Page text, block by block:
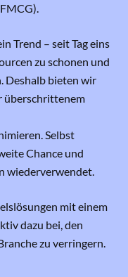
Trend – seit Tag eins
zu schonen und
Deshalb bieten wir
überschrittenem
Selbst
Chance und
wiederverwendet.
mit einem
dazu bei, den
zu verringern.